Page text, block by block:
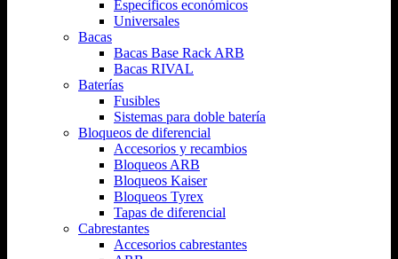
Específicos económicos
Universales
Bacas
Bacas Base Rack ARB
Bacas RIVAL
Baterías
Fusibles
Sistemas para doble batería
Bloqueos de diferencial
Accesorios y recambios
Bloqueos ARB
Bloqueos Kaiser
Bloqueos Tyrex
Tapas de diferencial
Cabrestantes
Accesorios cabrestantes